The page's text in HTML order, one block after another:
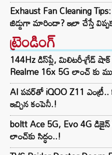
Exhaust Fan Cleaning
జిడ్డుగా మారిందా? ఇలా చేస్తే
ట్రెండింగ్‌
144Hz డిస్‌ప్లే, మిలిటరీ-గ్రేడ్
Realme 16x 5G లాంచ్ కు
AI పవర్‌తో iQOO Z11 ఎంట్రీ..
ఇచ్చిన కంపెనీ.!
boltt Ace 5G, Evo 4G
లాంచ్‌కు సిద్ధం..!